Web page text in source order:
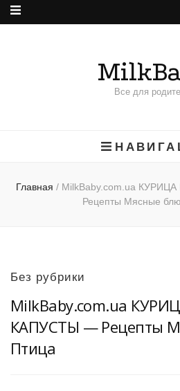
Все для
Главная / MilkBaby.com.ua
Рецепты Мясные
Без рубрики
MilkBaby.com.ua
КАПУСТЫ — Рецепты
Птица